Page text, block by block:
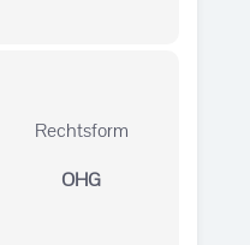
Rechtsform
OHG